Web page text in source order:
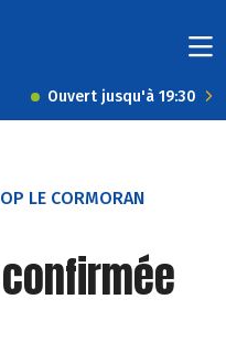
Ouvert jusqu'à 19:30
LE CORMORAN
confirmée